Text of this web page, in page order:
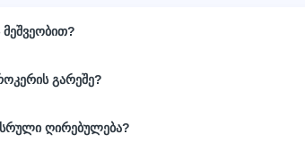
გარეშე?
ღირებულება?